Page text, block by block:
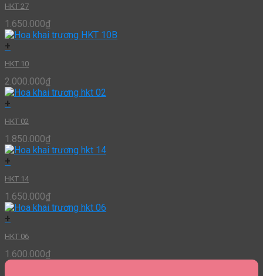
HKT 27
1.650.000₫
+
HKT 10
2.000.000₫
+
HKT 02
1.850.000₫
+
HKT 14
1.650.000₫
+
HKT 06
1.600.000₫